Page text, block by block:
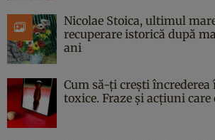
Nicolae Stoica, ultimul
recuperare istorică după
ani
Cum să-ți crești
toxice. Fraze și acțiuni